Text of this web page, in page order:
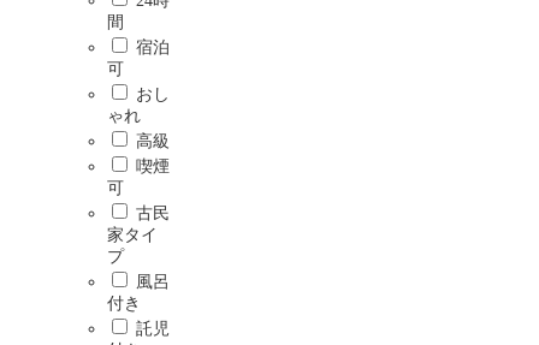
間
宿泊
可
おし
ゃれ
高級
喫煙
可
古民
家タイ
プ
風呂
付き
託児